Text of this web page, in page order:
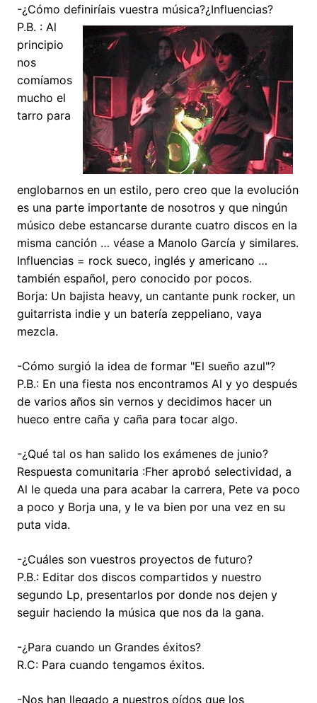
-¿Cómo definiríais vuestra música?¿Influencias?
P.B. : Al
principio
nos
comíamos
mucho el
tarro para
englobarnos en un estilo, pero creo que la evolución
es una parte importante de nosotros y que ningún
músico debe estancarse durante cuatro discos en la
misma canción … véase a Manolo García y similares.
Influencias = rock sueco, inglés y americano …
también español, pero conocido por pocos.
Borja: Un bajista heavy, un cantante punk rocker, un
guitarrista indie y un batería zeppeliano, vaya
mezcla.
-Cómo surgió la idea de formar "El sueño azul"?
P.B.: En una fiesta nos encontramos Al y yo después
de varios años sin vernos y decidimos hacer un
hueco entre caña y caña para tocar algo.
-¿Qué tal os han salido los exámenes de junio?
Respuesta comunitaria :Fher aprobó selectividad, a
Al le queda una para acabar la carrera, Pete va poco
a poco y Borja una, y le va bien por una vez en su
puta vida.
-¿Cuáles son vuestros proyectos de futuro?
P.B.: Editar dos discos compartidos y nuestro
segundo Lp, presentarlos por donde nos dejen y
seguir haciendo la música que nos da la gana.
-¿Para cuando un Grandes éxitos?
R.C: Para cuando tengamos éxitos.
-Nos han llegado a nuestros oídos que los